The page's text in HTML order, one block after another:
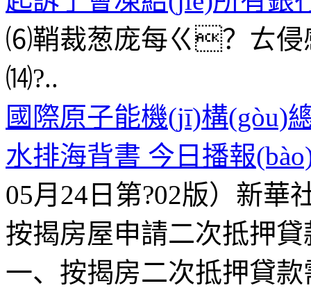
⑹鞘裁葱庞每ㄍ？ㄊ侵
⒁?..
國際原子能機(jī)構(gòu)
水排海背書 今日播報
05月24日第?02版）新華
按揭房屋申請二次抵押
一、按揭房二次抵押貸